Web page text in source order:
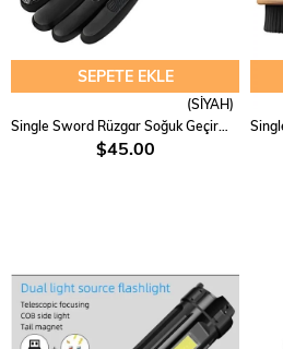
SEPETE EKLE
(SİYAH)
$45.00